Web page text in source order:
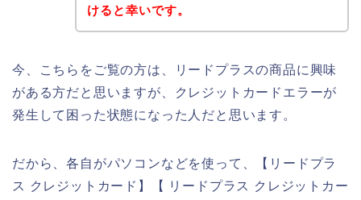
けると幸いです。
今、こちらをご覧の方は、リードプラスの商品に興味
がある方だと思いますが、クレジットカードエラーが
発生して困った状態になった人だと思います。
だから、各自がパソコンなどを使って、【リードプラ
ス クレジットカード】【 リードプラス クレジットカー